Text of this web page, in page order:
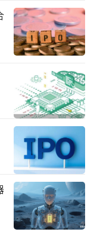
祖鸟品牌此次
章称，“始祖
把自然视为表
为品牌增加价
不列颠哥伦比
，植根于高
：因为源于高
对高山充满敬
神及其在地文